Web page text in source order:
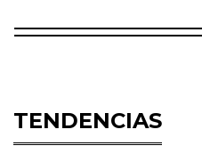
TENDENCIAS